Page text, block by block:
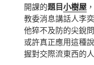
開課的題目小樹屋
教委消息講話人李
他猝不及防的尖銳
或許真正應用這種
握對交際流東西的